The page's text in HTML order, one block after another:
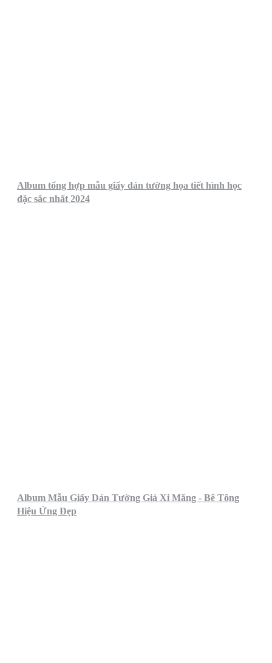
Album tổng hợp mẫu giấy dán tường họa tiết hình học
đặc sắc nhất 2024
Album Mẫu Giấy Dán Tường Giả Xi Măng - Bê Tông
Hiệu Ứng Đẹp